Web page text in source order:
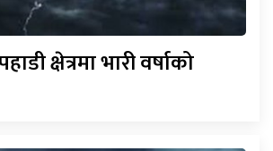
क्षेत्रमा भारी वर्षाको